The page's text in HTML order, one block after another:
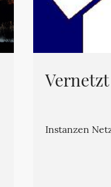
Vernetzt
Instanzen